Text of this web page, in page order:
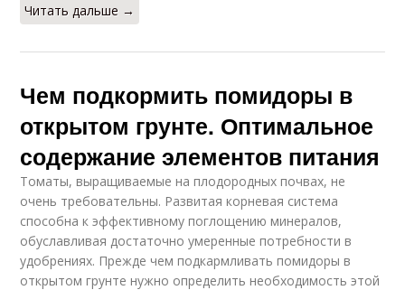
Читать дальше →
Чем подкормить помидоры в
открытом грунте. Оптимальное
содержание элементов питания
Томаты, выращиваемые на плодородных почвах, не
очень требовательны. Развитая корневая система
способна к эффективному поглощению минералов,
обуславливая достаточно умеренные потребности в
удобрениях. Прежде чем подкармливать помидоры в
открытом грунте нужно определить необходимость этой